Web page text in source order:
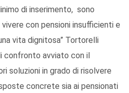
di inserimento, sono
con pensioni insufficienti e
vita dignitosa” Tortorelli
confronto avviato con il
soluzioni in grado di risolvere
concrete sia ai pensionati